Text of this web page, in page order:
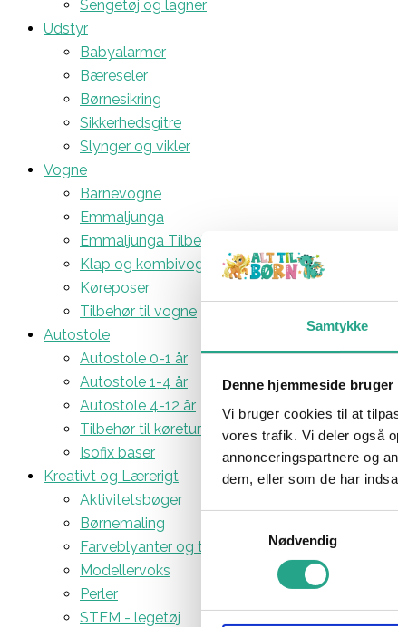
Samtykke
Denne hjemmeside bruger
Vi bruger cookies til at
vores trafik. Vi deler også
annonceringspartnere og
dem, eller som de har
Nødvendig
Sengetøj og lagner
Udstyr
Babyalarmer
Bæreseler
Børnesikring
Sikkerhedsgitre
Slynger og vikler
Vogne
Barnevogne
Emmaljunga
Emmaljunga Tilbehør
Klap og kombivogne
Køreposer
Tilbehør til vogne
Autostole
Autostole 0-1 år
Autostole 1-4 år
Autostole 4-12 år
Tilbehør til køreturen
Isofix baser
Kreativt og Lærerigt
Aktivitetsbøger
Børnemaling
Farveblyanter og tuscher
Modellervoks
Perler
STEM - legetøj